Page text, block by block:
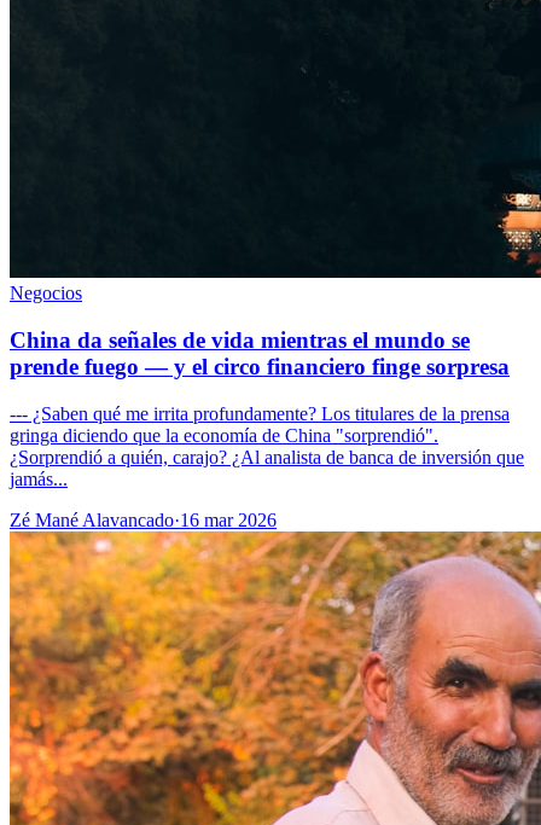
Negocios
China da señales de vida mientras el mundo se
prende fuego — y el circo financiero finge sorpresa
--- ¿Saben qué me irrita profundamente? Los titulares de la prensa
gringa diciendo que la economía de China "sorprendió".
¿Sorprendió a quién, carajo? ¿Al analista de banca de inversión que
jamás...
Zé Mané Alavancado·16 mar 2026